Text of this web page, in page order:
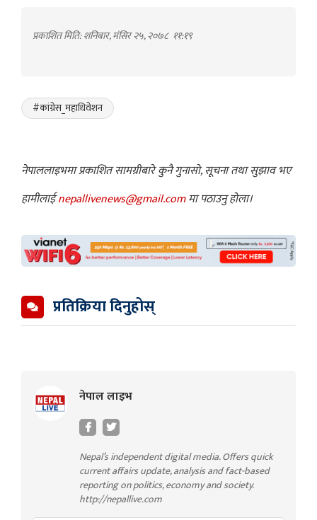
प्रकाशित मिति: शनिबार, मंसिर २५, २०७८ ११:१९
#कांग्रेस_महाधिवेशन
नेपाललाइभमा प्रकाशित सामग्रीबारे कुनै गुनासो, सूचना तथा सुझाव भए
हामीलाईnepallivenews@gmail.comमा पठाउनु होला।
प्रतिक्रिया दिनुहोस्
नेपाल लाइभ
Nepal’s independent digital media. Offers quick
current affairs update, analysis and fact-based
reporting on politics, economy and society.
http://nepallive.com